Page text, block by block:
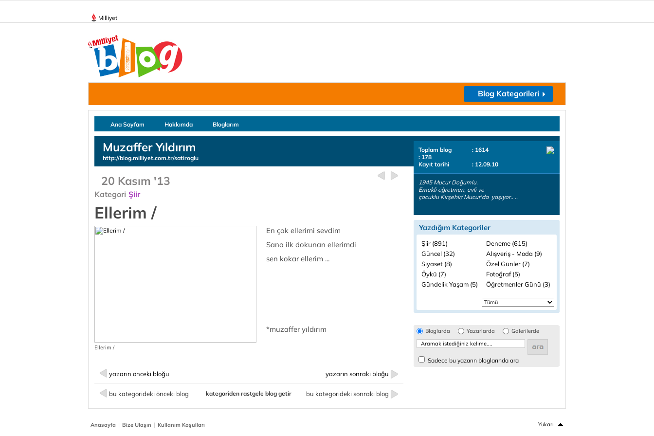
Milliyet
Blog Kategorileri
Ana Sayfam Hakkımda Bloglarım
Muzaffer Yıldırım
http://blog.milliyet.com.tr/satiroglu
20 Kasım '13
Kategori Şiir
Ellerim /
Ellerim /
En çok ellerimi sevdim
Sana ilk dokunan ellerimdi
sen kokar ellerim ...
*muzaffer yıldırım
yazarın önceki bloğu yazarın sonraki bloğu
bu kategorideki önceki blog bu kategorideki sonraki blog
kategoriden rastgele blog getir
Toplam blog
: 1614
: 178
Kayıt tarihi
: 12.09.10
1945 Mucur Doğumlu.
Emekli öğretmen, evli ve
çocuklu Kırşehir/ Mucur'da yaşıyor.. ..
Yazdığım Kategoriler
Şiir (891)
Deneme (615)
Güncel (32)
Alışveriş - Moda (9)
Siyaset (8)
Özel Günler (7)
Öykü (7)
Fotoğraf (5)
Gündelik Yaşam (5)
Öğretmenler Günü (3)
Bloglarda Yazarlarda Galerilerde
Sadece bu yazarın bloglarında ara
Anasayfa | Bize Ulaşın | Kullanım Koşulları Yukarı